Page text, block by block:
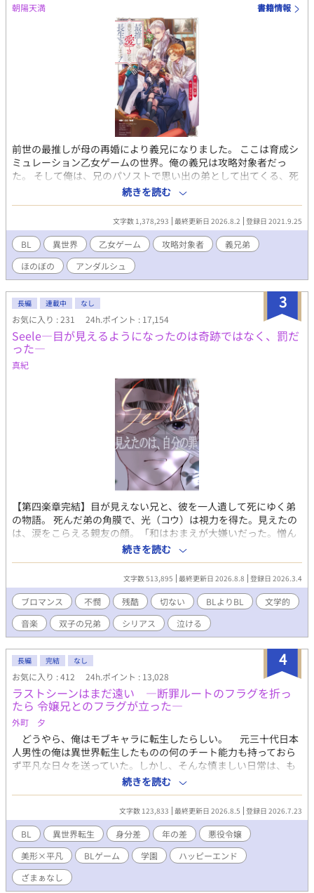
朝陽天満 書籍情報
前世の最推しが母の再婚により義兄になりました。 ここは育成シ
ミュレーション乙女ゲームの世界。俺の義兄は攻略対象者だっ
た。 そして俺は、兄のパソストで思い出の弟として出てくる、死
ぬ前提の弟だった！ 最推しの弟とか、もう死んでもいい！いや、
最推しの成長を見届けるまでは死ねない！俺、生きる！死亡フラ
グなんて叩き壊して今日も最推しを愛でるのだ！ 乙女ゲームに転
生してしまった死亡フラグだらけの弟奮闘記。 濡れ場は最後の方
にしか出てこない気がします。 ※2022年11月書籍化しました( *
´艸｀) よろしくお願いします ただいま感想返信停止中です。申し
訳ありません。でも皆様の感想はとても楽しく嬉しく拝読してお
ります！ありがとうございます！
続きを読む
文字数 1,378,293 最終更新日 2026.8.2 登録日 2021.9.25
BL 異世界 乙女ゲーム 攻略対象者
義兄弟
ほのぼの
アンダルシュ
3
長編 連載中 なし
お気に入り : 231 24h.ポイント : 17,154
Seele―目が見えるようになったのは奇跡ではなく、罰だ
った―
真紀
【第四楽章完結】目が見えない兄と、彼を一人遺して死にゆく弟
の物語。 死んだ弟の角膜で、光（コウ）は視力を得た。見えたの
は、涙をこらえる親友の顔。「和はおまえが大嫌いだった。憎ん
でた。だからおまえに目をくれたんだよ」光が歌をやめたのは、
その日からだ。 あの人が泣きながら殴るたび、光は願う。「どう
か明日は、早く壊れてしまえますように」と。 光は音楽を捨て、
達哉は涙を隠せないまま、二人は同じ世界に立ち続ける。 これ
は、赦しのない世界で、それでも生きようとする者たちの物語。
ブロマンス寄りですがBL好きな方に読んで欲しい作品です。 「ノ
ンケを堕とすノンケ」が好物の方、ぜひどうぞ。
続きを読む
文字数 513,895 最終更新日 2026.8.8 登録日 2026.3.4
ブロマンス 不憫 残酷 切ない BLよりBL
文学的
音楽
双子の兄弟 シリアス 泣ける
4
長編 完結 なし
お気に入り : 412 24h.ポイント : 13,028
ラストシーンはまだ遠い ―断罪ルートのフラグを折っ
たら 令嬢兄とのフラグが立った―
外町 夕
どうやら、俺はモブキャラに転生したらしい。 元三十代日本
人男性の俺は異世界転生したものの何のチート能力も持っておら
ず平凡な日々を送っていた。しかし、そんな慎ましい日常は、も
うひとりの転生者との出会いによって崩壊する。 曰く、ここは
ゲームの世界で彼女は不幸にも悪役令嬢であるベアトリクスに転
生してしまったとのことだ。このままだと断罪されると泣きつか
れてしまい、手助けすることになった俺は断罪ルートのフラグを
折るための作戦を考える。作戦遂行のために悪役令嬢の兄アルベ
ルトに協力を仰いだが、説得のために俺が口にした言葉は本来だ
ったら主人公が言うはずのものだった。 「もしかして、今ので兄
上のルートに入っちゃったんじゃ……」 そんなベアトリクスの
推測を否定したかったが、アルベルトは着々と距離を詰めてく
続きを読む
文字数 123,833 最終更新日 2026.8.5 登録日 2026.7.23
BL 異世界転生 身分差 年の差
悪役令嬢
美形×平凡
BLゲーム 学園
ハッピーエンド
ざまぁなし